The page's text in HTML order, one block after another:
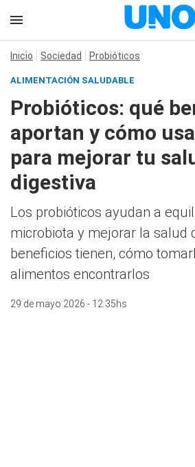
Inicio Sociedad Probióticos
ALIMENTACIÓN SALUDABLE
Probióticos: qué
aportan y cómo
para mejorar tu
digestiva
Los probióticos ayudan a
microbiota y mejorar la salud
beneficios tienen, cómo
alimentos encontrarlos
29 de mayo 2026 - 12:35hs